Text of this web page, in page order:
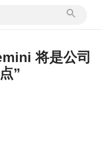
将是公司
”